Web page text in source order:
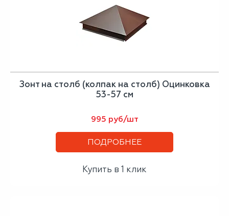
Зонт на столб (колпак на столб) Оцинковка
53-57 см
995 руб/шт
ПОДРОБНЕЕ
Купить в 1 клик